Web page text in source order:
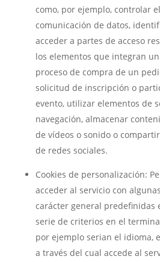
como, por ejemplo, controlar
comunicación de datos,
acceder a partes de acceso
los elementos que integran
proceso de compra de un
solicitud de inscripción o
evento, utilizar elementos de
navegación, almacenar
de vídeos o sonido o
de redes sociales.
Cookies de personalización:
acceder al servicio con
carácter general predefinidas
serie de criterios en el
por ejemplo serian el idioma,
a través del cual accede al